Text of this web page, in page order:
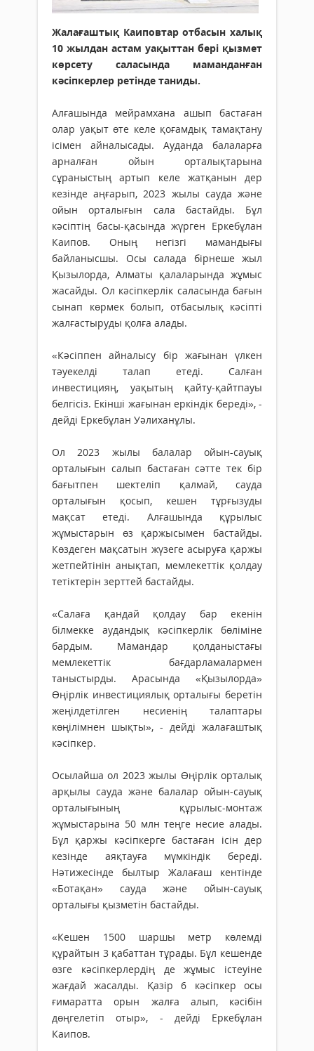
Жалағаштық Каиповтар отбасын халық
10 жылдан астам уақыттан бері қызмет
көрсету саласында маманданған
кәсіпкерлер ретінде таниды.
Алғашында мейрамхана ашып бастаған
олар уақыт өте келе қоғамдық тамақтану
ісімен айналысады. Ауданда балаларға
арналған ойын орталықтарына
сұраныстың артып келе жатқанын дер
кезінде аңғарып, 2023 жылы сауда және
ойын орталығын сала бастайды. Бұл
кәсіптің басы-қасында жүрген Еркебұлан
Каипов. Оның негізгі мамандығы
байланысшы. Осы салада бірнеше жыл
Қызылорда, Алматы қалаларында жұмыс
жасайды. Ол кәсіпкерлік саласында бағын
сынап көрмек болып, отбасылық кәсіпті
жалғастыруды қолға алады.
«Кәсіппен айналысу бір жағынан үлкен
тәуекелді талап етеді. Салған
инвестицияң, уақытың қайту-қайтпауы
белгісіз. Екінші жағынан еркіндік береді», -
дейді Еркебұлан Уәлиханұлы.
Ол 2023 жылы балалар ойын-сауық
орталығын салып бастаған сәтте тек бір
бағытпен шектеліп қалмай, сауда
орталығын қосып, кешен тұрғызуды
мақсат етеді. Алғашында құрылыс
жұмыстарын өз қаржысымен бастайды.
Көздеген мақсатын жүзеге асыруға қаржы
жетпейтінін анықтап, мемлекеттік қолдау
тетіктерін зерттей бастайды.
«Салаға қандай қолдау бар екенін
білмекке аудандық кәсіпкерлік бөліміне
бардым. Мамандар қолданыстағы
мемлекеттік бағдарламалармен
таныстырды. Арасында «Қызылорда»
Өңірлік инвестициялық орталығы беретін
жеңілдетілген несиенің талаптары
көңілімнен шықты», - дейді жалағаштық
кәсіпкер.
Осылайша ол 2023 жылы Өңірлік орталық
арқылы сауда және балалар ойын-сауық
орталығының құрылыс-монтаж
жұмыстарына 50 млн теңге несие алады.
Бұл қаржы кәсіпкерге бастаған ісін дер
кезінде аяқтауға мүмкіндік береді.
Нәтижесінде былтыр Жалағаш кентінде
«Ботақан» сауда және ойын-сауық
орталығы қызметін бастайды.
«Кешен 1500 шаршы метр көлемді
құрайтын 3 қабаттан тұрады. Бұл кешенде
өзге кәсіпкерлердің де жұмыс істеуіне
жағдай жасалды. Қазір 6 кәсіпкер осы
ғимаратта орын жалға алып, кәсібін
дөңгелетіп отыр», - дейді Еркебұлан
Каипов.